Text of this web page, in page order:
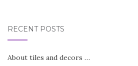
RECENT POSTS
About tiles and decors …